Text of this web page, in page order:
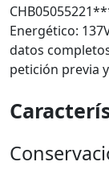
Energético:
datos
petición previa